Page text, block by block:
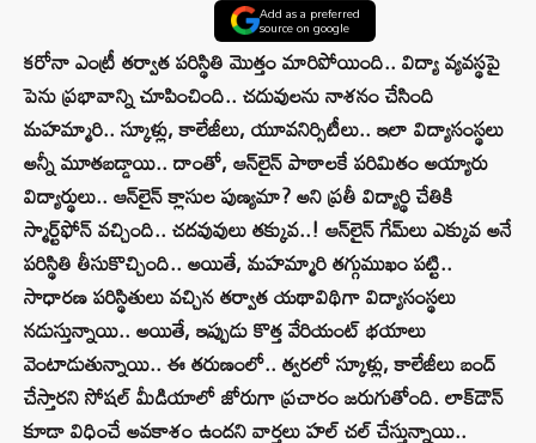
Add as a preferred
source on google
కరోనా ఎంట్రీ తర్వాత పరిస్థితి మొత్తం మారిపోయింది.. విద్యా వ్యవస్థపై
పెను ప్రభావాన్ని చూపించింది.. చదువులను నాశనం చేసింది
మహమ్మారి.. స్కూళ్లు, కాలేజీలు, యూవనిర్సిటీలు.. ఇలా విద్యాసంస్థలు
అన్నీ మూతబడ్డాయి.. దాంతో, ఆన్‌లైన్‌ పాఠాలకే పరిమితం అయ్యారు
విద్యార్థులు.. ఆన్‌లైన్‌ క్లాసుల పుణ్యమా? అని ప్రతీ విద్యార్థి చేతికి
స్మార్ట్‌ఫోన్‌ వచ్చింది.. చదవువులు తక్కువ..! ఆన్‌లైన్‌ గేమ్‌లు ఎక్కువ అనే
పరిస్థితి తీసుకొచ్చింది.. అయితే, మహమ్మారి తగ్గుముఖం పట్టి..
సాధారణ పరిస్థితులు వచ్చిన తర్వాత యథావిథిగా విద్యాసంస్థలు
నడుస్తున్నాయి.. అయితే, ఇప్పుడు కొత్త వేరియంట్‌ భయాలు
వెంటాడుతున్నాయి.. ఈ తరుణంలో.. త్వరలో స్కూళ్లు, కాలేజీలు బంద్
చేస్తారని సోషల్ మీడియాలో జోరుగా ప్రచారం జరుగుతోంది. లాక్‌డౌన్
కూడా విధించే అవకాశం ఉందని వార్తలు హల్‌ చల్‌ చేస్తున్నాయి..